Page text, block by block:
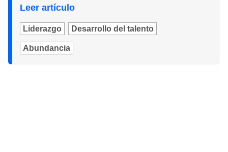
Leer artículo
Liderazgo Desarrollo del talento
Abundancia